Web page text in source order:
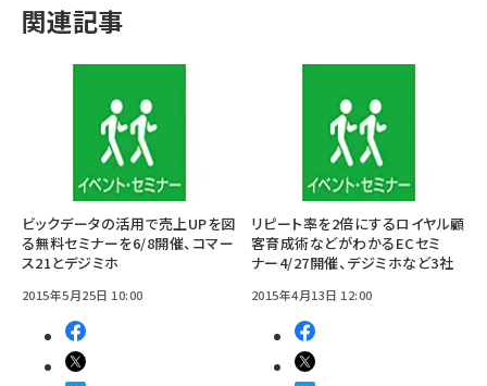
関連記事
ビックデータの活用で売上UPを図
る無料セミナーを6/8開催、コマー
ス21とデジミホ
2015年5月25日 10:00
リピート率を2倍にするロイヤル顧
客育成術などがわかるECセミ
ナー4/27開催、デジミホなど3社
2015年4月13日 12:00